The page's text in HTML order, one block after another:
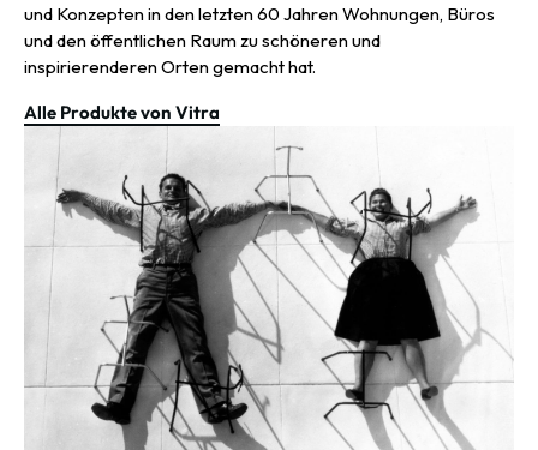
und Konzepten in den letzten 60 Jahren Wohnungen, Büros
und den öffentlichen Raum zu schöneren und
inspirierenderen Orten gemacht hat.
Alle Produkte von Vitra